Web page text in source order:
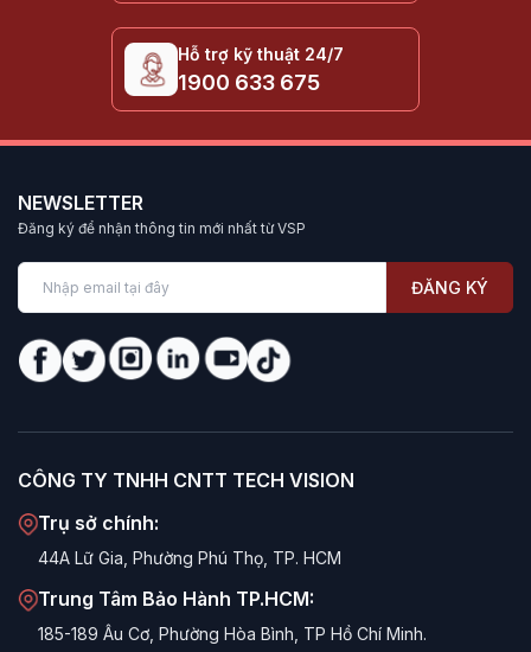
Hỗ trợ kỹ thuật 24/7
1900 633 675
NEWSLETTER
Đăng ký để nhận thông tin mới nhất từ VSP
ĐĂNG KÝ
CÔNG TY TNHH CNTT TECH VISION
Trụ sở chính:
44A Lữ Gia, Phường Phú Thọ, TP. HCM
Trung Tâm Bảo Hành TP.HCM:
185-189 Âu Cơ, Phường Hòa Bình, TP Hồ Chí Minh.